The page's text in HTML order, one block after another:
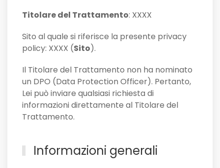
Titolare del Trattamento: XXXX
Sito al quale si riferisce la presente privacy
policy: XXXX (Sito).
Il Titolare del Trattamento non ha nominato
un DPO (Data Protection Officer). Pertanto,
Lei può inviare qualsiasi richiesta di
informazioni direttamente al Titolare del
Trattamento.
Informazioni generali